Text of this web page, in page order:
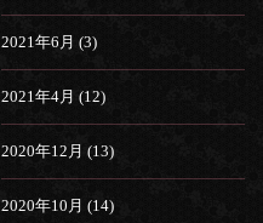
2021年6月 (3)
2021年4月 (12)
2020年12月 (13)
2020年10月 (14)